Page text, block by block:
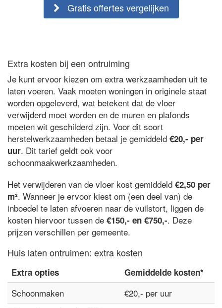
Gratis offertes vergelijken
Extra kosten bij een ontruiming
Je kunt ervoor kiezen om extra werkzaamheden uit te
laten voeren. Vaak moeten woningen in originele staat
worden opgeleverd, wat betekent dat de vloer
verwijderd moet worden en de muren en plafonds
moeten wit geschilderd zijn. Voor dit soort
herstelwerkzaamheden betaal je gemiddeld €20,- per
uur. Dit tarief geldt ook voor
schoonmaakwerkzaamheden.
Het verwijderen van de vloer kost gemiddeld €2,50 per
m². Wanneer je ervoor kiest om (een deel van) de
inboedel te laten afvoeren naar de vuilstort, liggen de
kosten hiervoor tussen de €150,- en €750,-. Deze
prijzen verschillen per gemeente.
Huis laten ontruimen: extra kosten
Extra opties Gemiddelde kosten*
Schoonmaken
€20,- per uur